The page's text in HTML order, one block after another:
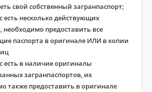
свой собственный загранпаспорт;
есть несколько действующих
необходимо предоставить все
паспорта в оригинале ИЛИ в копии
есть в наличие оригиналы
загранпаспортов, их
также предоставить в оригинале